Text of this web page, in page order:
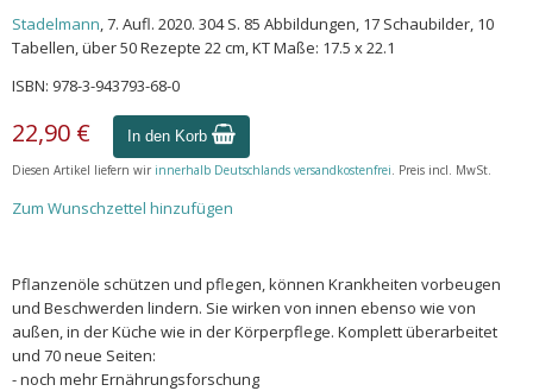
Stadelmann, 7. Aufl. 2020. 304 S. 85 Abbildungen, 17 Schaubilder, 10
Tabellen, über 50 Rezepte 22 cm, KT Maße: 17.5 x 22.1
ISBN: 978-3-943793-68-0
22,90 € In den Korb
Diesen Artikel liefern wir innerhalb Deutschlands versandkostenfrei. Preis incl. MwSt.
Zum Wunschzettel hinzufügen
Pflanzenöle schützen und pflegen, können Krankheiten vorbeugen
und Beschwerden lindern. Sie wirken von innen ebenso wie von
außen, in der Küche wie in der Körperpflege. Komplett überarbeitet
und 70 neue Seiten:
- noch mehr Ernährungsforschung